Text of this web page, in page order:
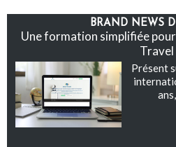
BRAND NEWS
Une formation simplifiée
Travel
Présent